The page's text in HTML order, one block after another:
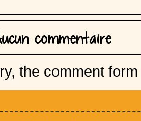
commentaire
the comment